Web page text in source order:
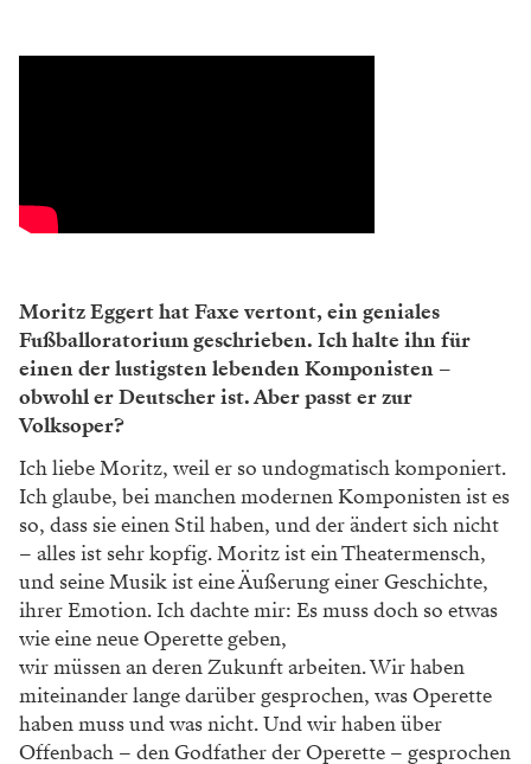
Moritz Eggert hat Faxe vertont, ein geniales
Fußballoratorium geschrieben. Ich halte ihn für
einen der lustigsten lebenden Komponisten –
obwohl er Deutscher ist. Aber passt er zur
Volksoper?
Ich liebe Moritz, weil er so undogmatisch komponiert.
Ich glaube, bei manchen modernen Komponisten ist es
so, dass sie einen Stil haben, und der ändert sich nicht
– alles ist sehr kopfig. Moritz ist ein Theater­mensch,
und seine Musik ist eine Äußerung einer Geschichte,
ihrer Emotion. Ich dachte mir: Es muss doch so etwas
wie eine neue Operette geben,
wir müssen an deren Zukunft arbeiten. Wir haben
miteinander lange darüber gesprochen, was Operette
haben muss und was nicht. Und wir haben über
Offenbach – den Godfather der Operette – gesprochen